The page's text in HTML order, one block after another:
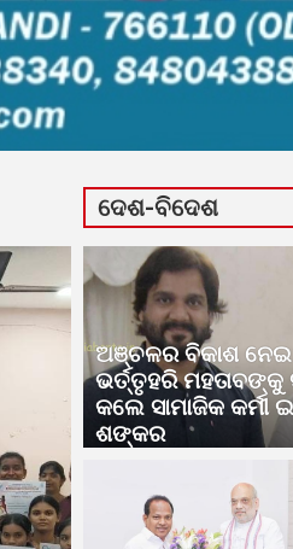
ଦେଶ-ବିଦେଶ
ଅଞ୍ଚଳର ବିକାଶ ନେଇ
ଭର୍ତ୍ତୃହରି ମହତାବଙ୍କୁ
କଲେ ସାମାଜିକ କର୍ମୀ
ଶଙ୍କର